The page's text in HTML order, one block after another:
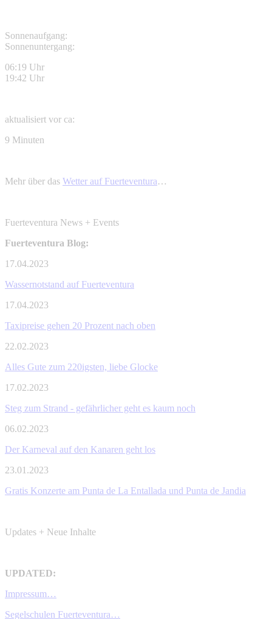
Sonnenaufgang:
Sonnenuntergang:
06:19 Uhr
19:42 Uhr
aktualisiert vor ca:
9 Minuten
Mehr über das Wetter auf Fuerteventura…
Fuerteventura News + Events
Fuerteventura Blog:
17.04.2023
Wassernotstand auf Fuerteventura
17.04.2023
Taxipreise gehen 20 Prozent nach oben
22.02.2023
Alles Gute zum 220igsten, liebe Glocke
17.02.2023
Steg zum Strand - gefährlicher geht es kaum noch
06.02.2023
Der Karneval auf den Kanaren geht los
23.01.2023
Gratis Konzerte am Punta de La Entallada und Punta de Jandia
Updates + Neue Inhalte
UPDATED:
Impressum…
Segelschulen Fuerteventura…